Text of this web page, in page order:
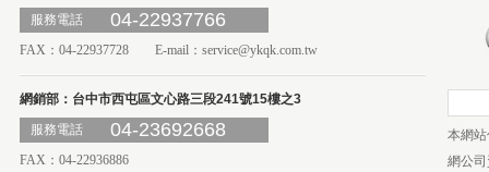
服務電話
04-22937766
FAX：04-22937728 E-mail： service@ykqk.com.tw
網銷部：台中市西屯區文心路三段241號15樓之3
服務電話
04-23692668
FAX：04-22936886
本網
網公